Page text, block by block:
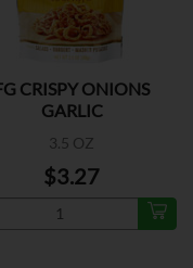
CRISPY ONIONS
GARLIC
3.5 OZ
$3.27